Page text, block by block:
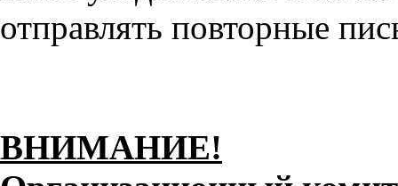
отправлять повторные
ВНИМАНИЕ!